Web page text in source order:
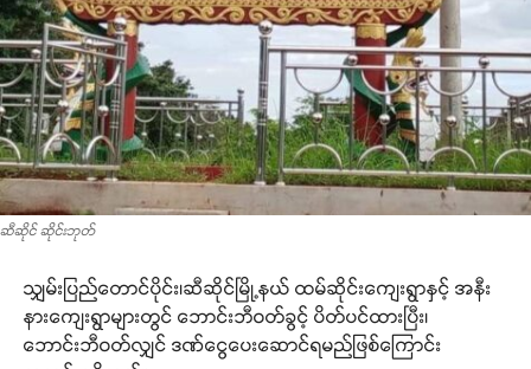
ဆီဆိုင် ဆိုင်းဘုတ်
သျှမ်းပြည်တောင်ပိုင်း၊ဆီဆိုင်မြို့နယ် ထမ်ဆိုင်းကျေးရွာနှင့် အနီး
နားကျေးရွာများတွင် ဘောင်းဘီဝတ်ခွင့် ပိတ်ပင်ထားပြီး၊
ဘောင်းဘီဝတ်လျှင် ဒဏ်ငွေပေးဆောင်ရမည်ဖြစ်ကြောင်း